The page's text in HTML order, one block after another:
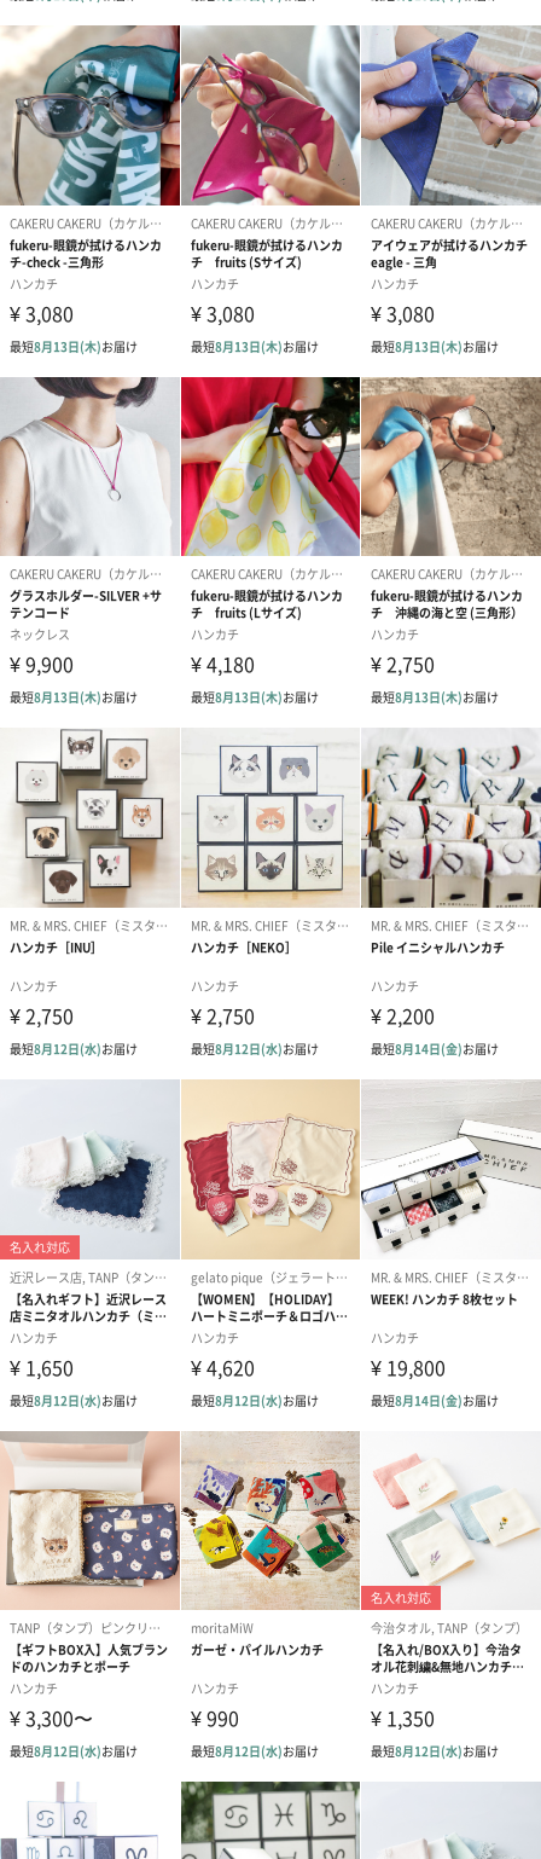
ご注意事項
メッセージカード・熨斗・紙袋の対応はできかねますため、ご了
承くださいませ。
商品詳細情報
素材(前)
マイクロファイバー、コットン100%
素材(後)
コットン100%
サイズ
25cm×25cm
商品オプション情報
ラッピング
ブルー（100円）